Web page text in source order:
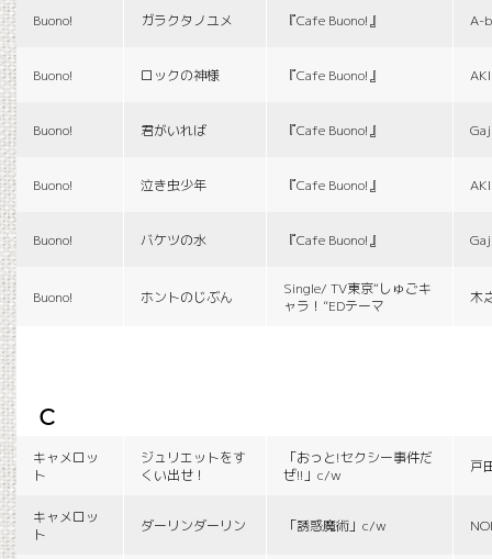
Buono! ガラクタノユメ 『Cafe Buono!』 A-
Buono! ロックの神様 『Cafe Buono!』
Buono! 君がいれば 『Cafe Buono!』
Buono! 泣き虫少年 『Cafe Buono!』
Buono! バケツの水 『Cafe Buono!』
Buono! ホントのじぶん
Single/ TV東京“しゅごキ
ャラ！”EDテーマ
木
c
キャメロッ
ト
ジュリエットをす
くい出せ！
「おっと!セクシー事件だ
ぜ!!」c/w
戸
キャメロッ
ト
ダーリンダーリン 「誘惑魔術」c/w